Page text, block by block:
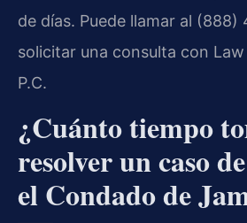
de días. Puede llamar al (888)
solicitar una consulta con
P.C.
¿Cuánto tiempo
resolver un caso
el Condado de